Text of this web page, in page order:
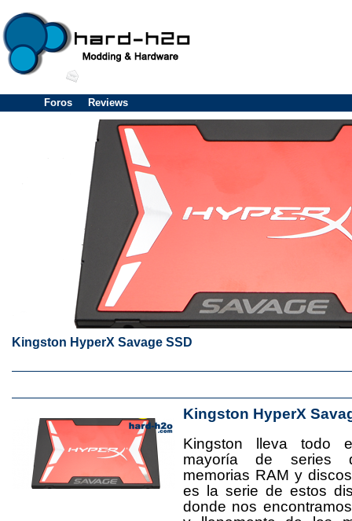
Foros Reviews
Kingston HyperX Savage SSD
Kingston HyperX
Kingston lleva todo
mayoría de series
memorias RAM y
es la serie de estos
donde nos